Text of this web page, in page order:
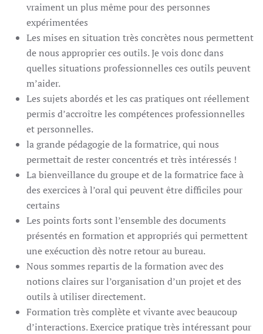
vraiment un plus même pour des personnes
expérimentées
Les mises en situation très concrètes nous permettent
de nous approprier ces outils. Je vois donc dans
quelles situations professionnelles ces outils peuvent
m’aider.
Les sujets abordés et les cas pratiques ont réellement
permis d’accroître les compétences professionnelles
et personnelles.
la grande pédagogie de la formatrice, qui nous
permettait de rester concentrés et très intéressés !
La bienveillance du groupe et de la formatrice face à
des exercices à l’oral qui peuvent être difficiles pour
certains
Les points forts sont l’ensemble des documents
présentés en formation et appropriés qui permettent
une exécuction dès notre retour au bureau.
Nous sommes repartis de la formation avec des
notions claires sur l’organisation d’un projet et des
outils à utiliser directement.
Formation très complète et vivante avec beaucoup
d’interactions. Exercice pratique très intéressant pour